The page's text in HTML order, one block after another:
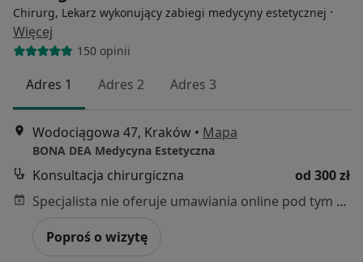
Chirurg, Lekarz wykonujący zabiegi medycyny estetycznej ·
Więcej
150 opinii
Adres 1 Adres 2 Adres 3
Wodociągowa 47, Kraków • Mapa
BONA DEA Medycyna Estetyczna
Konsultacja chirurgiczna
od 300 zł
Specjalista nie oferuje umawiania online pod tym adresem.
Poproś o wizytę